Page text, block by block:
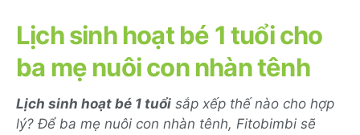
Lịch sinh hoạt bé 1 tuổi cho
ba mẹ nuôi con nhàn tênh
Lịch sinh hoạt bé 1 tuổi sắp xếp thế nào cho hợp
lý? Để ba mẹ nuôi con nhàn tênh, Fitobimbi sẽ